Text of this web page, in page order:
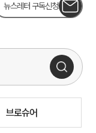
뉴스레터 구독신청
브로슈어